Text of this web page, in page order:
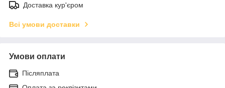
Доставка кур'єром
Всі умови доставки
Умови оплати
Післяплата